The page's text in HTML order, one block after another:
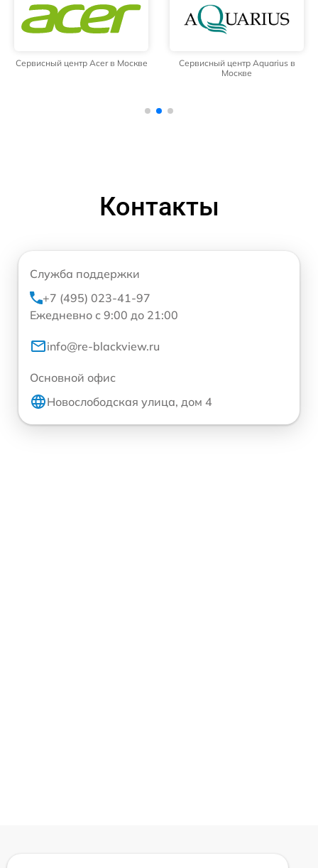
Сервисный центр Acer в Москве
Сервисный центр Aquarius в
Москве
Контакты
Служба поддержки
+7 (495) 023-41-97
Ежедневно с 9:00 до 21:00
info@re-blackview.ru
Основной офис
Новослободская улица, дом 4